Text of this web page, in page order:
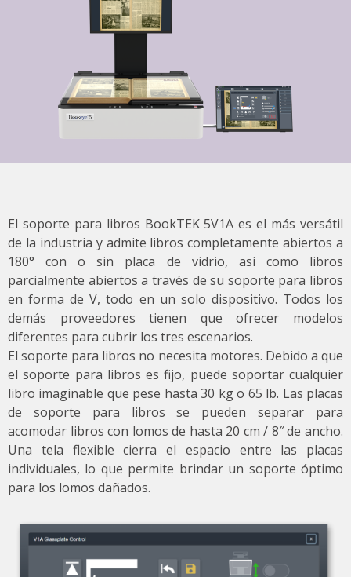
El soporte para libros BookTEK 5V1A es el más versátil
de la industria y admite libros completamente abiertos a
180° con o sin placa de vidrio, así como libros
parcialmente abiertos a través de su soporte para libros
en forma de V, todo en un solo dispositivo. Todos los
demás proveedores tienen que ofrecer modelos
diferentes para cubrir los tres escenarios.
El soporte para libros no necesita motores. Debido a que
el soporte para libros es fijo, puede soportar cualquier
libro imaginable que pese hasta 30 kg o 65 lb. Las placas
de soporte para libros se pueden separar para
acomodar libros con lomos de hasta 20 cm / 8″ de ancho.
Una tela flexible cierra el espacio entre las placas
individuales, lo que permite brindar un soporte óptimo
para los lomos dañados.